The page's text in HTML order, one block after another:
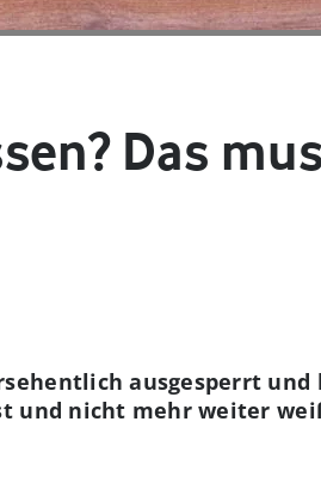
Das
ausgesperrt
und nicht mehr weiter